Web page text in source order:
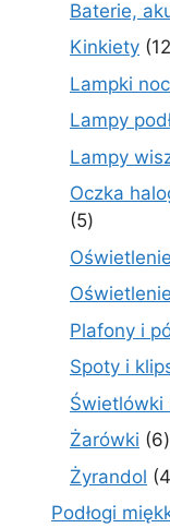
Baterie,
Kinkiety 12
Lampki
Lampy
Lampy
Oczka
55
produktów
Plafony i
Spoty i
Świetlówki
Żarówki 66
Żyrandol 4
Podłogi